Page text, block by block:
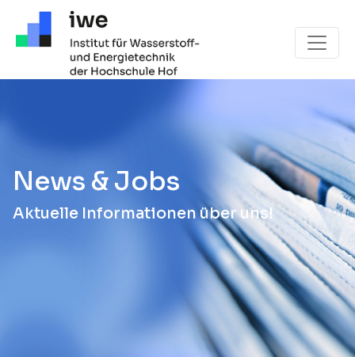
Hauptnavigation
News & Jobs
Aktuelle Informationen über uns!